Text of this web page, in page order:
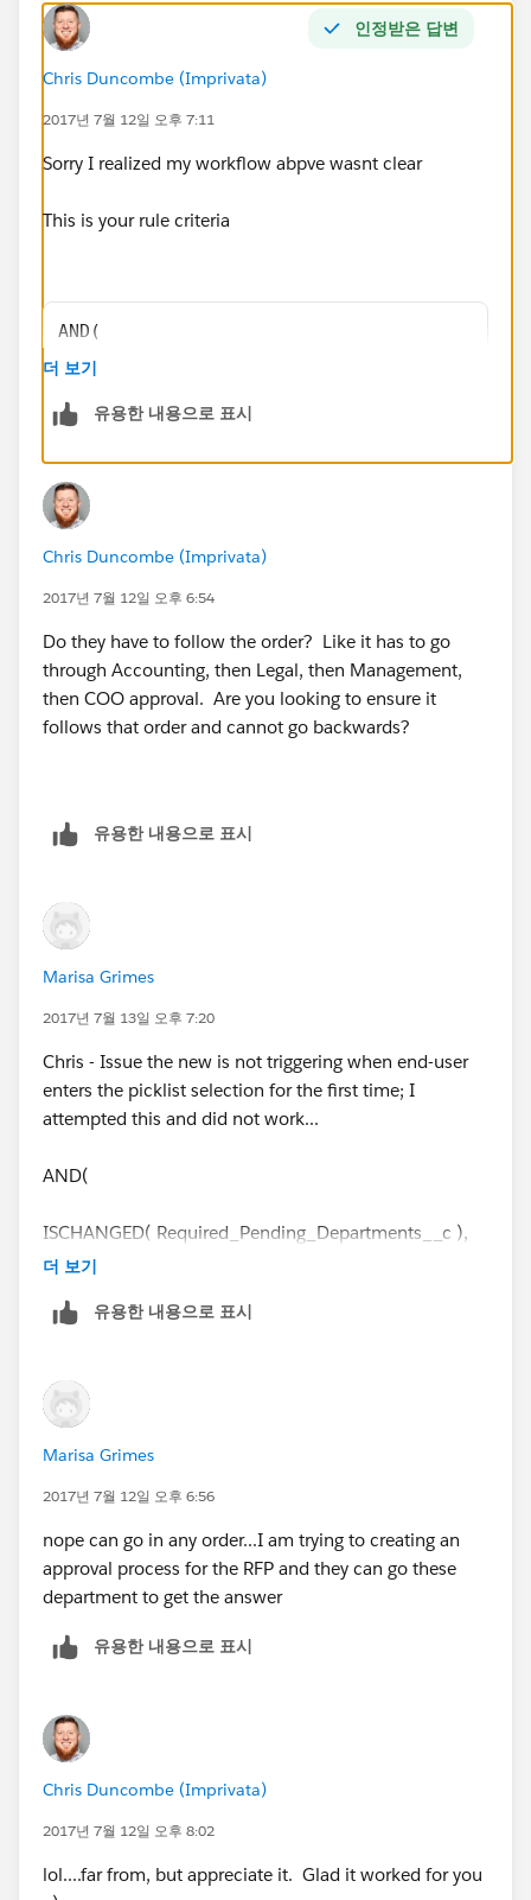
인정받은 답변
Chris Duncombe (Imprivata)
2017년 7월 12일 오후 7:11
Sorry I realized my workflow abpve wasnt clear
This is your rule criteria
AND(
     ISCHANGED(Picklist__c),
​     Accounting_Checkbox__c = False
But then you need an immediate workflow field
update to set your Accounting_Checkbox__c to true.
더 보기
유용한 내용으로 표시
Chris Duncombe (Imprivata)
2017년 7월 12일 오후 6:54
Do they have to follow the order? Like it has to go
through Accounting, then Legal, then Management,
then COO approval. Are you looking to ensure it
follows that order and cannot go backwards?
유용한 내용으로 표시
Marisa Grimes
2017년 7월 13일 오후 7:20
Chris - Issue the new is not triggering when end-user
enters the picklist selection for the first time; I
attempted this and did not work...
AND(
ISCHANGED( Required_Pending_Departments__c ),
"Mutual Fund & Corporate Accounting"),
&& NOT(ISNEW())
더 보기
유용한 내용으로 표시
Marisa Grimes
2017년 7월 12일 오후 6:56
nope can go in any order...I am trying to creating an
approval process for the RFP and they can go these
department to get the answer
유용한 내용으로 표시
Chris Duncombe (Imprivata)
2017년 7월 12일 오후 8:02
lol....far from, but appreciate it. Glad it worked for you